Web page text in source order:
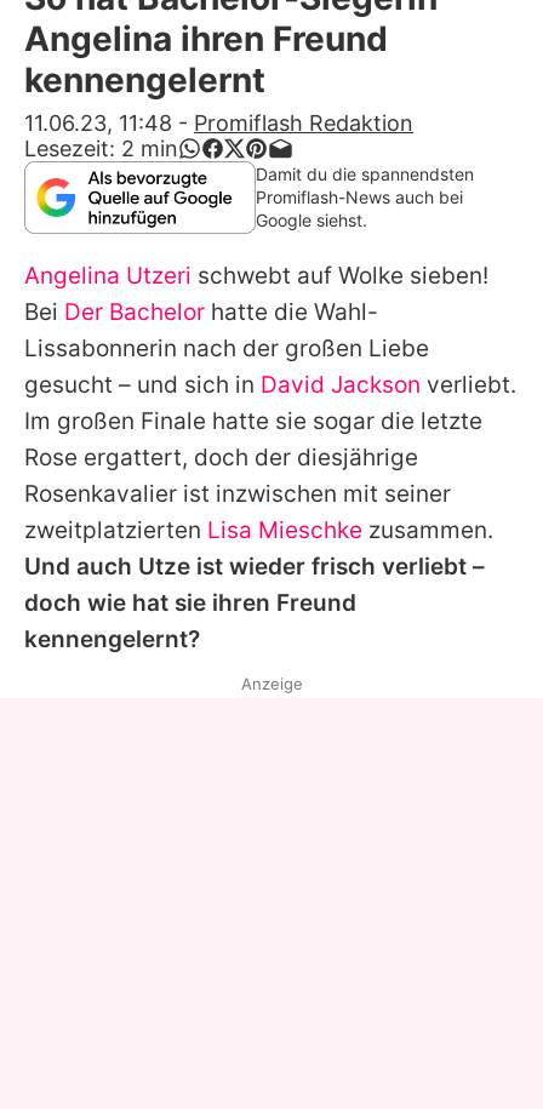
Alle Themen auf Promiflash
Jobs
App runterladen
Team
Redaktionelle Richtlinien
Impressum
Datenschutzerklärung
Nutzungsbedingungen
Utiq verwalten
Angelina ihren Freund
kennengelernt
11.06.23, 11:48 - Promiflash Redaktion
Lesezeit: 2 min
Damit du die spannendsten
Promiflash-News auch bei
Google siehst.
Angelina Utzeri schwebt auf Wolke sieben!
Bei Der Bachelor hatte die Wahl-
Lissabonnerin nach der großen Liebe
gesucht – und sich in David Jackson verliebt.
Im großen Finale hatte sie sogar die letzte
Rose ergattert, doch der diesjährige
Rosenkavalier ist inzwischen mit seiner
zweitplatzierten Lisa Mieschke zusammen.
Und auch Utze ist wieder frisch verliebt –
doch wie hat sie ihren Freund
kennengelernt?
Anzeige